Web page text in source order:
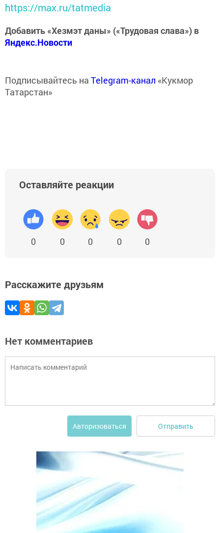
https://max.ru/tatmedia
Добавить «Хезмэт даны» («Трудовая слава») в
Яндекс.Новости
Подписывайтесь на Telegram-канал «Кукмор
Татарстан»
Оставляйте реакции
0 0 0 0 0
Расскажите друзьям
Нет комментариев
Авторизоваться Отправить